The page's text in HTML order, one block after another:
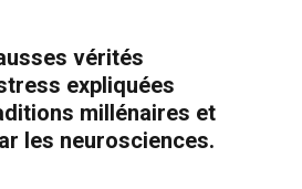
vérités
expliquées
millénaires et
les neurosciences.